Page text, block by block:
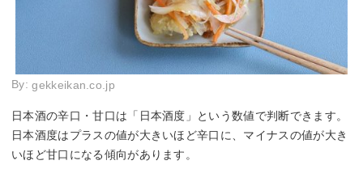
By:gekkeikan.co.jp
日本酒の辛口・甘口は「日本酒度」という数値で判断できます。
日本酒度はプラスの値が大きいほど辛口に、マイナスの値が大き
いほど甘口になる傾向があります。